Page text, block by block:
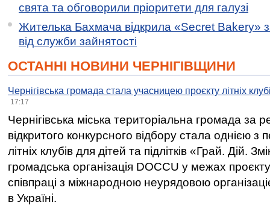
свята та обговорили пріоритети для галузі
Жителька Бахмача відкрила «Secret Bakery»
від служби зайнятості
ОСТАННІ НОВИНИ ЧЕРНІГІВЩИНИ
Чернігівська громада стала учасницею проєкту літніх
17:17
Чернігівська міська територіальна громада за
відкритого конкурсного відбору стала однією
літніх клубів для дітей та підлітків «Грай. Дій.
громадська організація DOCCU у межах
співпраці з міжнародною неурядовою
в Україні.